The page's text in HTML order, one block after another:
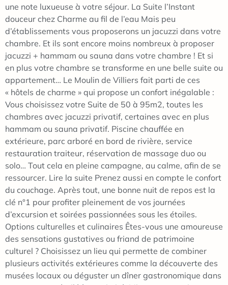
une note luxueuse à votre séjour. La Suite l’Instant
douceur chez Charme au fil de l’eau Mais peu
d’établissements vous proposerons un jacuzzi dans votre
chambre. Et ils sont encore moins nombreux à proposer
jacuzzi + hammam ou sauna dans votre chambre ! Et si
en plus votre chambre se transforme en une belle suite ou
appartement… Le Moulin de Villiers fait parti de ces
« hôtels de charme » qui propose un confort inégalable :
Vous choisissez votre Suite de 50 à 95m2, toutes les
chambres avec jacuzzi privatif, certaines avec en plus
hammam ou sauna privatif. Piscine chauffée en
extérieure, parc arboré en bord de rivière, service
restauration traiteur, réservation de massage duo ou
solo… Tout cela en pleine campagne, au calme, afin de se
ressourcer. Lire la suite Prenez aussi en compte le confort
du couchage. Après tout, une bonne nuit de repos est la
clé n°1 pour profiter pleinement de vos journées
d’excursion et soirées passionnées sous les étoiles.
Options culturelles et culinaires Êtes-vous une amoureuse
des sensations gustatives ou friand de patrimoine
culturel ? Choisissez un lieu qui permette de combiner
plusieurs activités extérieures comme la découverte des
musées locaux ou déguster un dîner gastronomique dans